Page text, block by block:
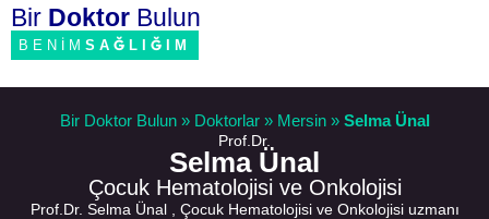
Bir Doktor Bulun
BENİM SAĞLIĞIM
Bir Doktor Bulun» Doktorlar» Mersin» Selma Ünal
Prof.Dr.
Selma Ünal
Çocuk Hematolojisi ve Onkolojisi
Prof.Dr. Selma Ünal , Çocuk Hematolojisi ve Onkolojisi uzmanı